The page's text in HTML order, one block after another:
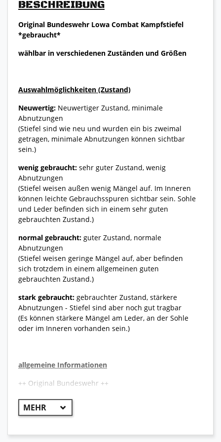
BESCHREIBUNG
Original Bundeswehr Lowa Combat Kampfstiefel
*gebraucht*
wählbar in verschiedenen Zuständen und Größen
Auswahlmöglichkeiten (Zustand)
Neuwertig: Neuwertiger Zustand, minimale
Abnutzungen
(Stiefel sind wie neu und wurden ein bis zweimal
getragen, minimale Abnutzungen können sichtbar
sein.)
wenig gebraucht: sehr guter Zustand, wenig
Abnutzungen
(Stiefel weisen außen wenig Mängel auf. Im Inneren
können leichte Gebrauchsspuren sichtbar sein. Sohle
und Leder befinden sich in einem sehr guten
gebrauchten Zustand.)
normal gebraucht: guter Zustand, normale
Abnutzungen
(Stiefel weisen geringe Mängel auf, aber befinden
sich trotzdem in einem allgemeinen guten
gebrauchten Zustand.)
stark gebraucht: gebrauchter Zustand, stärkere
Abnutzungen - Stiefel sind aber noch gut tragbar
(Es können stärkere Mängel am Leder, an der Sohle
oder im Inneren vorhanden sein.)
allgemeine Informationen
++ Original Bundeswehr ++
Der aktuelle Lowa Kampfstiefel in schwerer
Ausführung wird zukünftig als Ersatz für den